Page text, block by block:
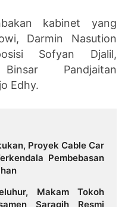
kabinet yang
Darmin Nasution
Sofyan Djalil,
Pandjaitan
Edhy.
Proyek Cable Car
Pembebasan
Makam Tokoh
Saragih Resmi